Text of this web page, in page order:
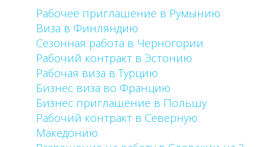
Рабочее приглашение в Румынию
Виза в Финляндию
Сезонная работа в Черногории
Рабочий контракт в Эстонию
Рабочая виза в Турцию
Бизнес виза во Францию
Бизнес приглашение в Польшу
Рабочий контракт в Северную
Македонию